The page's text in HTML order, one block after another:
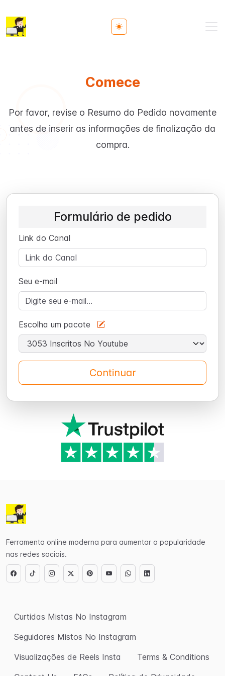
Toggle theme
Comece
Por favor, revise o Resumo do Pedido novamente
antes de inserir as informações de finalização da
compra.
Formulário de pedido
Link do Canal
Seu e-mail
Escolha um pacote
Continuar
Ferramenta online moderna para aumentar a popularidade
nas redes sociais.
Curtidas Mistas No Instagram
Seguidores Mistos No Instagram
Visualizações de Reels Insta
Terms & Conditions